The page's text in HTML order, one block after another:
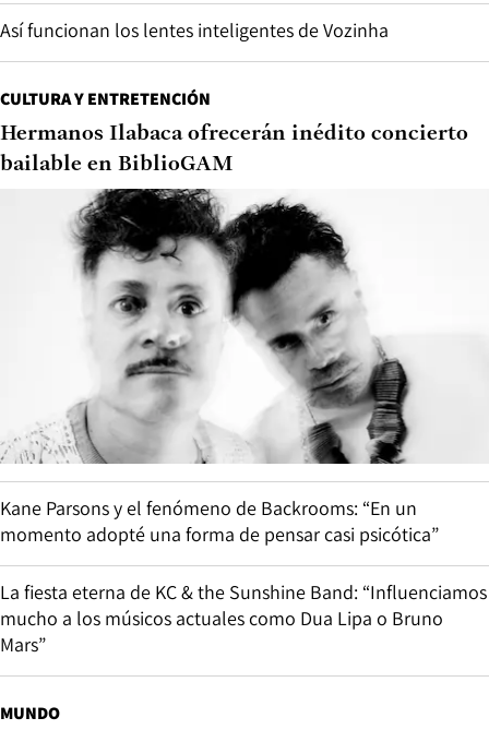
Así funcionan los lentes inteligentes de Vozinha
CULTURA Y ENTRETENCIÓN
Hermanos Ilabaca ofrecerán inédito concierto
bailable en BiblioGAM
Kane Parsons y el fenómeno de Backrooms: “En un
momento adopté una forma de pensar casi psicótica”
La fiesta eterna de KC & the Sunshine Band: “Influenciamos
mucho a los músicos actuales como Dua Lipa o Bruno
Mars”
MUNDO